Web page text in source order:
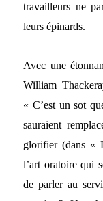
travailleurs ne
leurs épinards.
Avec une
William
« C’est un sot
sauraient
glorifier (dans «
l’art oratoire qui
de parler au